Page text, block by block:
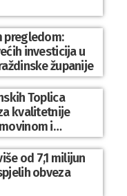
pregledom:
investicija u
županije
Toplica
kvalitetnije
i
od 7,1 milijun
obveza